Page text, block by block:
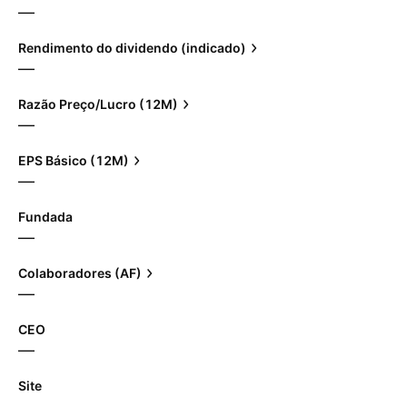
—
Rendimento do dividendo (indicado)
—
Razão Preço/Lucro (12M)
—
EPS Básico (12M)
—
Fundada
—
Colaboradores (AF)
—
CEO
—
Site